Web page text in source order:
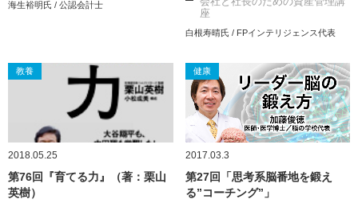
海生裕明氏 / 公認会計士
座
白根寿晴氏 / FPインテリジェンス代表
教養
2018.05.25
第76回『育てる力』（著：栗山
英樹）
健康
2017.03.3
第27回「思考系脳番地を鍛え
る”コーチング”」